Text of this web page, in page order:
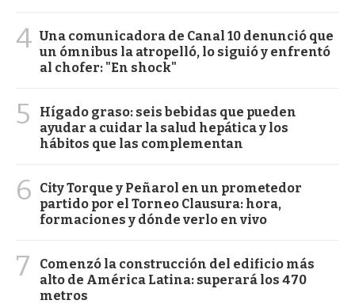
4 Una comunicadora de Canal 10 denunció que
un ómnibus la atropelló, lo siguió y enfrentó
al chofer: "En shock"
5
Hígado graso: seis bebidas que pueden
ayudar a cuidar la salud hepática y los
hábitos que las complementan
6
City Torque y Peñarol en un prometedor
partido por el Torneo Clausura: hora,
formaciones y dónde verlo en vivo
7
Comenzó la construcción del edificio más
alto de América Latina: superará los 470
metros